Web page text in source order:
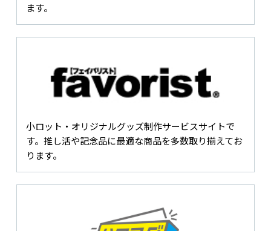
ます。
小ロット・オリジナルグッズ制作サービスサイトで
す。推し活や記念品に最適な商品を多数取り揃えてお
ります。